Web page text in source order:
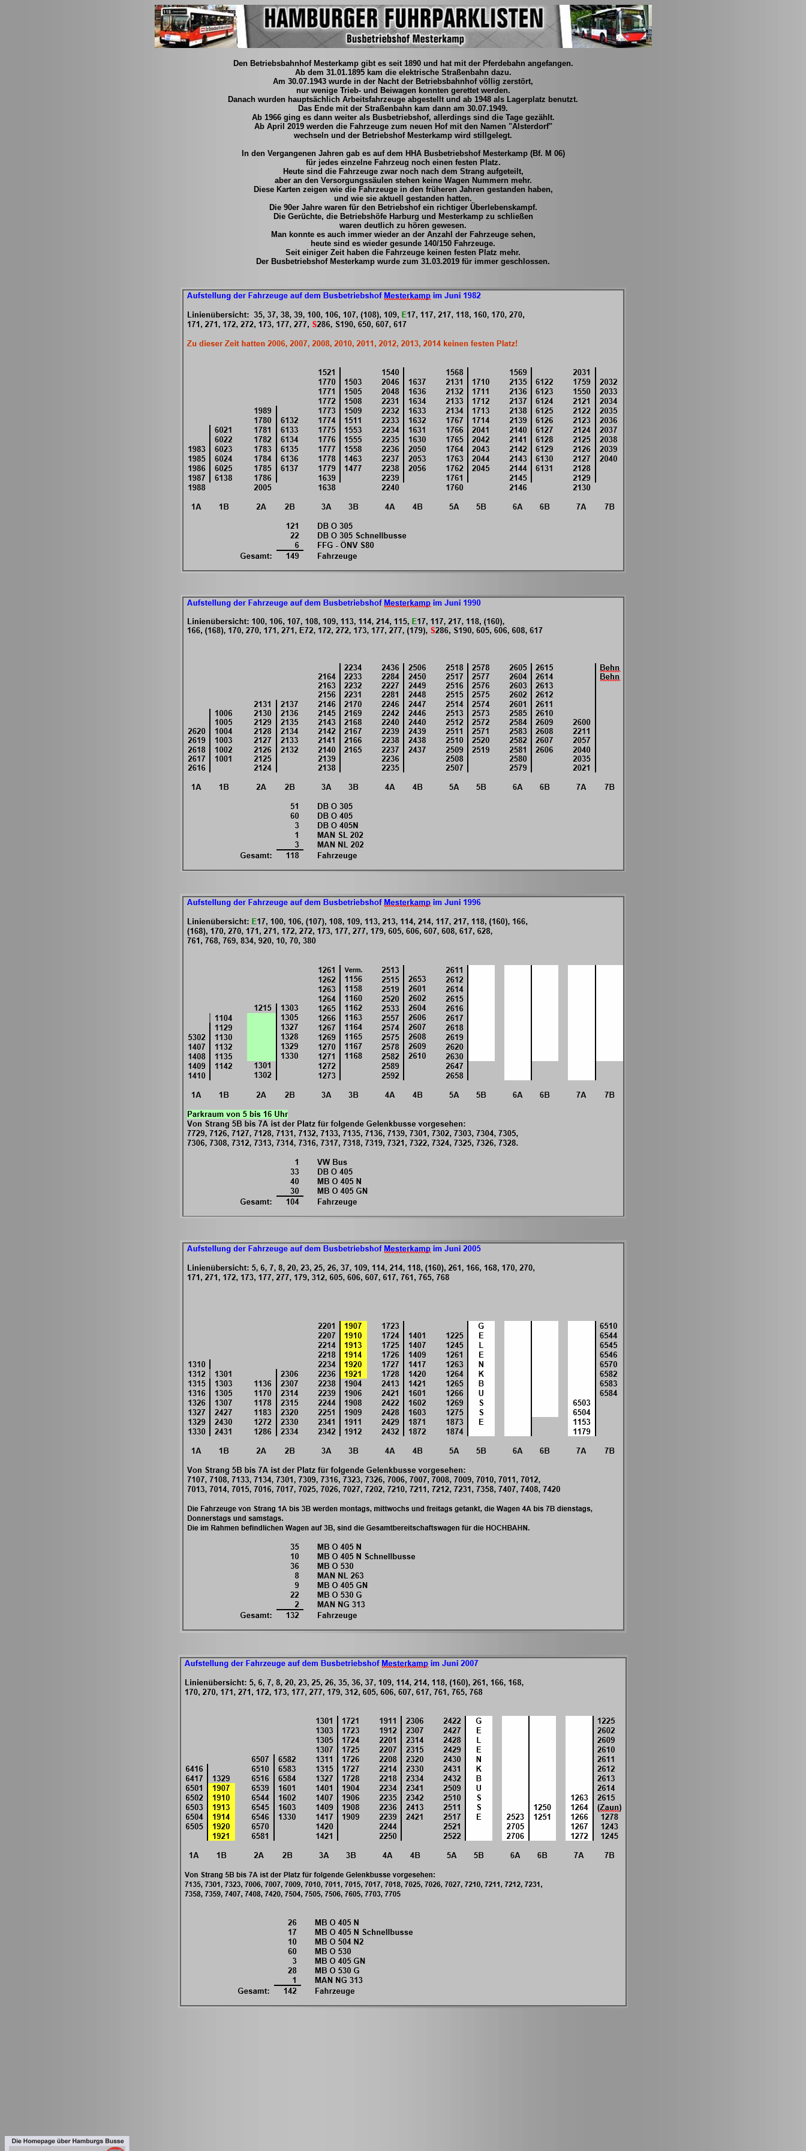
Den Betriebsbahnhof Mesterkampgibt es seit 1890 und hat mit der Pferdebahn angefangen.
Ab dem 31.01.1895 kam die elektrische Straßenbahn dazu.
Am 30.07.1943 wurde in der Nacht der Betriebsbahnhof völlig zerstört,
nur wenige Trieb- und Beiwagen konnten gerettet werden.
Danach wurden hauptsächlich Arbeitsfahrzeuge abgestellt und ab 1948 als Lagerplatz benutzt.
Das Ende mit der Straßenbahn kam dann am 30.07.1949.
Ab 1966 ging es dann weiter als Busbetriebshof, allerdings sind die Tage gezählt.
Ab April 2019 werden die Fahrzeuge zum neuen Hof mit den Namen "Alsterdorf"
wechseln und der Betriebshof Mesterkamp wird stillgelegt.
In den Vergangenen Jahren gab es auf dem HHA Busbetriebshof Mesterkamp(Bf. M 06)
für jedes einzelne Fahrzeug noch einen festen Platz.
Heute sind die Fahrzeuge zwar noch nach dem Strang aufgeteilt,
aber an den Versorgungssäulen stehen keine Wagen Nummern mehr.
Diese Karten zeigen wie die Fahrzeuge in den früheren Jahren gestanden haben,
und wie sie aktuell gestanden hatten.
Die 90er Jahre waren für den Betriebshof ein richtiger Überlebenskampf.
Die Gerüchte, die Betriebshöfe Harburg und Mesterkampzu schließen
waren deutlich zu hören gewesen.
Man konnte es auch immer wieder an der Anzahl der Fahrzeuge sehen,
heute sind es wieder gesunde 140/150 Fahrzeuge.
Seit einiger Zeit haben die Fahrzeuge keinen festen Platz mehr.
Der Busbetriebshof Mesterkamp wurde zum 31.03.2019 für immer geschlossen.